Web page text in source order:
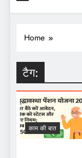
Home
टैग:
काम की बात